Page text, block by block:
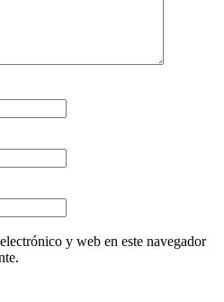
y web en este navegador